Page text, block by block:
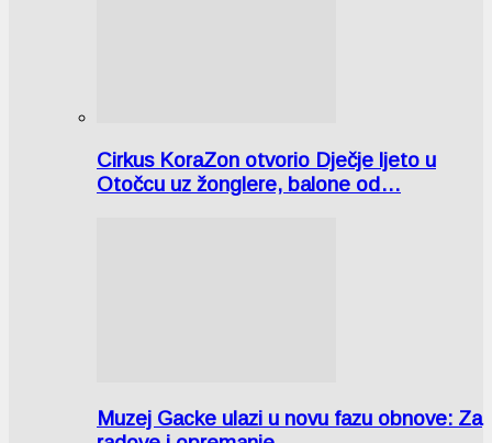
Cirkus KoraZon otvorio Dječje ljeto u
Otočcu uz žonglere, balone od…
Muzej Gacke ulazi u novu fazu obnove: Za